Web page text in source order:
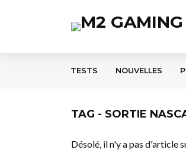
TESTS NOUVELLES
TAG - SORTIE
Désolé, il n'y a pas d'article